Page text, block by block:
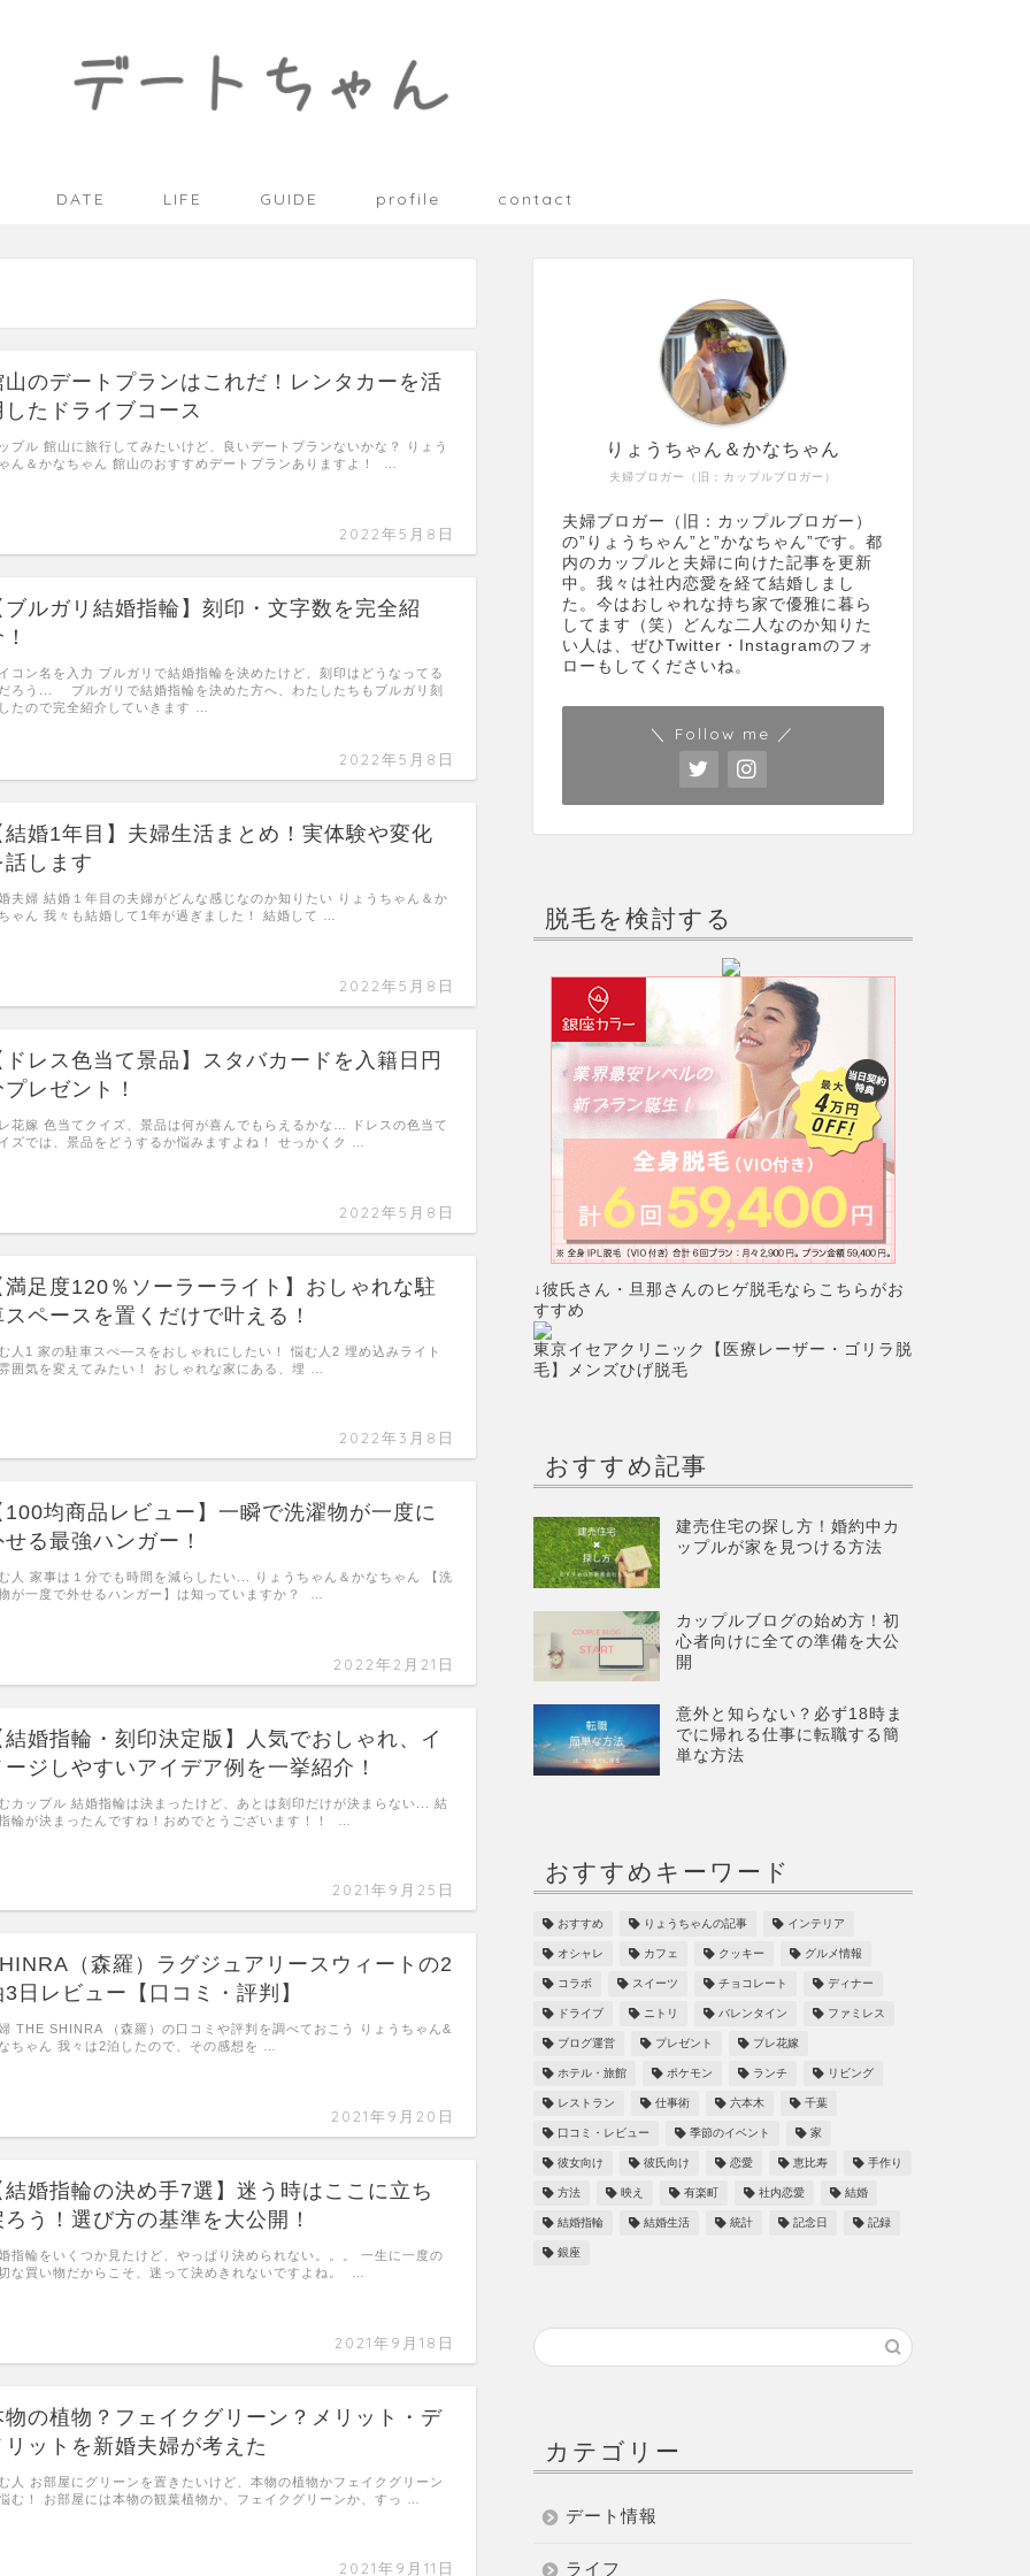
DATE LIFE GUIDE profile contact
山のデートプランはこれだ！レンタカーを活
したドライブコース
2022年5月8日
プル 館山に旅行してみたいけど、良いデートプランないかな？ りょう
ん＆かなちゃん 館山のおすすめデートプランありますよ！ …
ブルガリ結婚指輪】刻印・文字数を完全紹
2022年5月8日
コン名を入力 ブルガリで結婚指輪を決めたけど、刻印はどうなってる
ろう... ブルガリで結婚指輪を決めた方へ、わたしたちもブルガリ刻
たので完全紹介していきます …
結婚1年目】夫婦生活まとめ！実体験や変化
話します
2022年5月8日
夫婦 結婚１年目の夫婦がどんな感じなのか知りたい りょうちゃん＆か
ゃん 我々も結婚して1年が過ぎました！ 結婚して …
ドレス色当て景品】スタバカードを入籍日円
プレゼント！
2022年5月8日
花嫁 色当てクイズ、景品は何が喜んでもらえるかな… ドレスの色当て
ズでは、景品をどうするか悩みますよね！ せっかくク …
満足度120％ソーラーライト】おしゃれな駐
スペースを置くだけで叶える！
2022年3月8日
人1 家の駐車スぺ―スをおしゃれにしたい！ 悩む人2 埋め込みライト
囲気を変えてみたい！ おしゃれな家にある、埋 …
100均商品レビュー】一瞬で洗濯物が一度に
せる最強ハンガー！
2022年2月21日
人 家事は１分でも時間を減らしたい... りょうちゃん＆かなちゃん 【洗
が一度で外せるハンガー】は知っていますか？ …
結婚指輪・刻印決定版】人気でおしゃれ、イ
ージしやすいアイデア例を一挙紹介！
2021年9月25日
カップル 結婚指輪は決まったけど、あとは刻印だけが決まらない... 結
輪が決まったんですね！おめでとうございます！！ …
（森羅）ラグジュアリースウィートの2
3日レビュー【口コミ・評判】
2021年9月20日
THE SHINRA （森羅）の口コミや評判を調べておこう りょうちゃん&
ちゃん 我々は2泊したので、その感想を …
結婚指輪の決め手7選】迷う時はここに立ち
ろう！選び方の基準を大公開！
2021年9月18日
指輪をいくつか見たけど、やっぱり決められない。。。 一生に一度の
な買い物だからこそ、迷って決めきれないですよね。 …
物の植物？フェイクグリーン？メリット・デ
リットを新婚夫婦が考えた
2021年9月11日
人 お部屋にグリーンを置きたいけど、本物の植物かフェイクグリーン
む！ お部屋には本物の観葉植物か、フェイクグリーンか、すっ …
夫婦ブロガー（旧：カップルブロガー）
りょうちゃん＆かなちゃん
夫婦ブロガー（旧：カップルブロガー）
の”りょうちゃん”と”かなちゃん”です。都
内のカップルと夫婦に向けた記事を更新
中。我々は社内恋愛を経て結婚しまし
た。今はおしゃれな持ち家で優雅に暮ら
してます（笑）どんな二人なのか知りた
い人は、ぜひTwitter・Instagramのフォ
ローもしてくださいね。
＼ Follow me ／
脱毛を検討する
↓彼氏さん・旦那さんのヒゲ脱毛ならこちらがお
すすめ
東京イセアクリニック【医療レーザー・ゴリラ脱
毛】メンズひげ脱毛
おすすめ記事
建売住宅の探し方！婚約中カ
ップルが家を見つける方法
カップルブログの始め方！初
心者向けに全ての準備を大公
開
意外と知らない？必ず18時ま
でに帰れる仕事に転職する簡
単な方法
おすすめキーワード
おすすめ りょうちゃんの記事 インテリア
オシャレ カフェ クッキー グルメ情報
コラボ スイーツ チョコレート ディナー
ドライブ ニトリ バレンタイン ファミレス
ブログ運営 プレゼント プレ花嫁
ホテル・旅館 ポケモン ランチ リビング
レストラン 仕事術 六本木 千葉
口コミ・レビュー 季節のイベント 家
彼女向け 彼氏向け 恋愛 恵比寿 手作り
方法 映え 有楽町 社内恋愛 結婚
結婚指輪 結婚生活 統計 記念日 記録
銀座
カテゴリー
デート情報
ライフ